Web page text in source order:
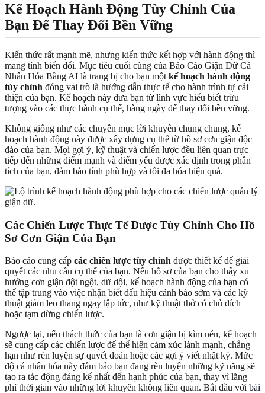
Kế Hoạch Hành Động Tùy Chỉnh Của
Bạn Để Thay Đổi Bền Vững
Kiến thức rất mạnh mẽ, nhưng kiến thức kết hợp với hành động thì
mang tính biến đổi. Mục tiêu cuối cùng của Báo Cáo Giận Dữ Cá
Nhân Hóa Bằng AI là trang bị cho bạn một kế hoạch hành động
tùy chỉnh đóng vai trò là hướng dẫn thực tế cho hành trình tự cải
thiện của bạn. Kế hoạch này đưa bạn từ lĩnh vực hiểu biết trừu
tượng vào các thực hành cụ thể, hàng ngày để thay đổi bền vững.
Không giống như các chuyên mục lời khuyên chung chung, kế
hoạch hành động này được xây dựng cụ thể từ hồ sơ cơn giận độc
đáo của bạn. Mọi gợi ý, kỹ thuật và chiến lược đều liên quan trực
tiếp đến những điểm mạnh và điểm yếu được xác định trong phân
tích của bạn, đảm bảo tính phù hợp và tối đa hóa hiệu quả.
Các Chiến Lược Thực Tế Được Tùy Chỉnh Cho Hồ
Sơ Cơn Giận Của Bạn
Báo cáo cung cấp các chiến lược tùy chỉnh được thiết kế để giải
quyết các nhu cầu cụ thể của bạn. Nếu hồ sơ của bạn cho thấy xu
hướng cơn giận đột ngột, dữ dội, kế hoạch hành động của bạn có
thể tập trung vào việc nhận biết dấu hiệu cảnh báo sớm và các kỹ
thuật giảm leo thang ngay lập tức, như kỹ thuật thở có chủ đích
hoặc tạm dừng chiến lược.
Ngược lại, nếu thách thức của bạn là cơn giận bị kìm nén, kế hoạch
sẽ cung cấp các chiến lược để thể hiện cảm xúc lành mạnh, chẳng
hạn như rèn luyện sự quyết đoán hoặc các gợi ý viết nhật ký. Mức
độ cá nhân hóa này đảm bảo bạn đang rèn luyện những kỹ năng sẽ
tạo ra tác động đáng kể nhất đến hạnh phúc của bạn, thay vì lãng
phí thời gian vào những lời khuyên không liên quan. Bắt đầu với bài